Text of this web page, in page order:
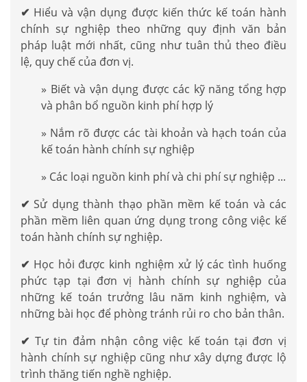
✔ Hiểu và vận dụng được kiến thức kế toán hành
chính sự nghiệp theo những quy định văn bản
pháp luật mới nhất, cũng như tuân thủ theo điều
lệ, quy chế của đơn vị.
» Biết và vận dụng được các kỹ năng tổng hợp
và phân bổ nguồn kinh phí hợp lý
» Nắm rõ được các tài khoản và hạch toán của
kế toán hành chính sự nghiệp
» Các loại nguồn kinh phí và chi phí sự nghiệp ...
✔ Sử dụng thành thạo phần mềm kế toán và các
phần mềm liên quan ứng dụng trong công việc kế
toán hành chính sự nghiệp.
✔ Học hỏi được kinh nghiệm xử lý các tình huống
phức tạp tại đơn vị hành chính sự nghiệp của
những kế toán trưởng lâu năm kinh nghiệm, và
những bài học để phòng tránh rủi ro cho bản thân.
✔ Tự tin đảm nhận công việc kế toán tại đơn vị
hành chính sự nghiệp cũng như xây dựng được lộ
trình thăng tiến nghề nghiệp.